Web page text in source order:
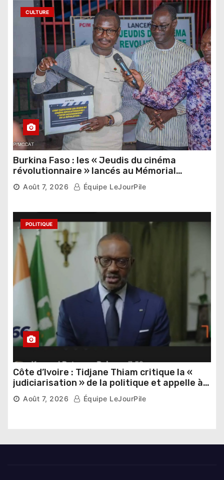
CULTURE
Burkina Faso : les « Jeudis du cinéma
révolutionnaire » lancés au Mémorial
Thomas Sankara
Août 7, 2026 Équipe LeJourPile
POLITIQUE
Côte d’Ivoire : Tidjane Thiam critique la «
judiciarisation » de la politique et appelle à
poursuivre l’apaisement
Août 7, 2026 Équipe LeJourPile